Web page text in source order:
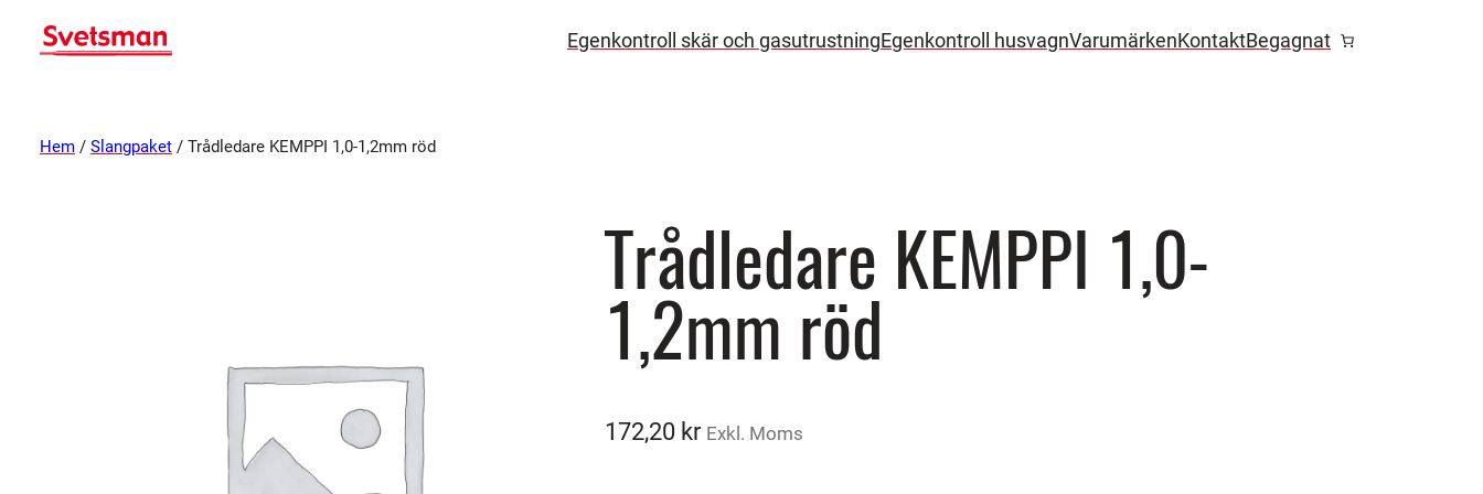
Egenkontroll skär och gasutrustningEgenkontroll husvagnVarumärkenKontaktBegagnat
Hem / Slangpaket / Trådledare KEMPPI 1,0-1,2mm röd
Trådledare KEMPPI 1,0-
1,2mm röd
172,20 kr Exkl. Moms